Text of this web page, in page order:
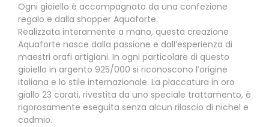
Ogni gioiello è accompagnato da una confezione
regalo e dalla shopper Aquaforte.
Realizzata interamente a mano, questa creazione
Aquaforte nasce dalla passione e dall’esperienza di
maestri orafi artigiani. In ogni particolare di questo
gioiello in argento 925/000 si riconoscono l’origine
italiana e lo stile internazionale. La placcatura in oro
giallo 23 carati, rivestita da uno speciale trattamento, è
rigorosamente eseguita senza alcun rilascio di nichel e
cadmio.